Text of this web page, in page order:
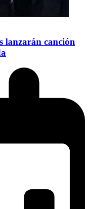
lanzarán canción